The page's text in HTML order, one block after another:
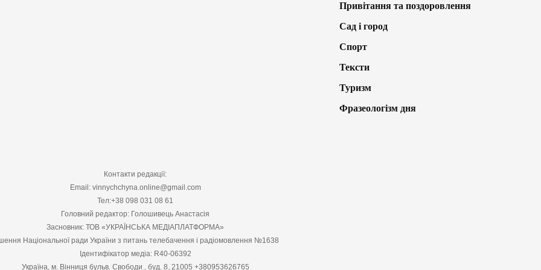
Привітання та поздоровлення
Сад і город
Спорт
Тексти
Туризм
Фразеологізм дня
Контакти редакції:
Email: vinnychchyna.online@gmail.com
Тел:+38 098 031 08 61
Головний редактор: Голошивець Анастасія
Засновник: ТОВ «УКРАЇНСЬКА МЕДІАПЛАТФОРМА»
Національної ради України з питань телебачення і радіомовлення №1638
Ідентифікатор медіа: R40-06392
Україна, м. Вінниця бульв. Свободи , буд. 8, 21005 +380953626765